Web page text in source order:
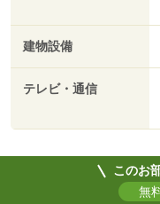
建物設備
テレビ・通信
このお
無